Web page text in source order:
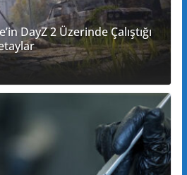
DayZ 2 Üzerinde Çalıştığı